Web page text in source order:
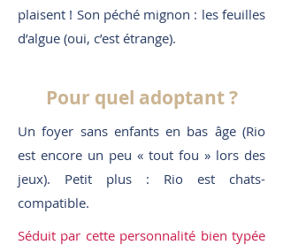
plaisent ! Son péché mignon : les feuilles
d’algue (oui, c’est étrange).
Pour quel adoptant ?
Un foyer sans enfants en bas âge (Rio
est encore un peu « tout fou » lors des
jeux). Petit plus : Rio est chats-
compatible.
Séduit par cette personnalité bien typée